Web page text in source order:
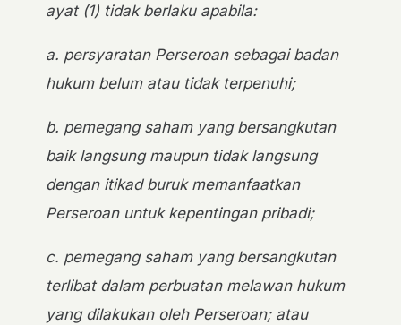
ayat (1) tidak berlaku apabila:
a. persyaratan Perseroan sebagai badan
hukum belum atau tidak terpenuhi;
b. pemegang saham yang bersangkutan
baik langsung maupun tidak langsung
dengan itikad buruk memanfaatkan
Perseroan untuk kepentingan pribadi;
c. pemegang saham yang bersangkutan
terlibat dalam perbuatan melawan hukum
yang dilakukan oleh Perseroan; atau